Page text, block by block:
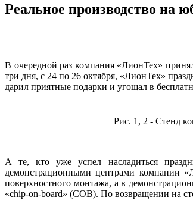
Реальное производство на
В очередной раз компания «ЛионТех»
три дня, с 24 по 26 октября, «ЛионТех»
дарил приятные подарки и угощал в
Рис. 1, 2 - Стенд
А те, кто уже успел насладиться
демонстрационными центрами компании
поверхностного монтажа, а в
«chip-on-board» (COB). По возвращении на